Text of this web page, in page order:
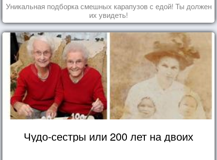
Уникальная подборка смешных карапузов с едой! Ты должен
их увидеть!
Чудо-сестры или 200 лет на двоих